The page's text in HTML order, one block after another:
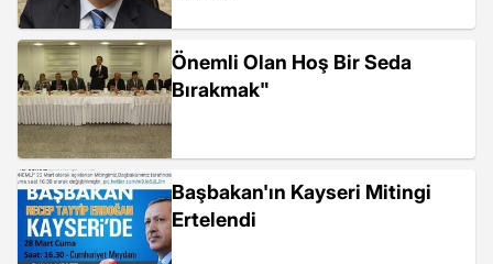
Önemli Olan Hoş Bir Seda
Bırakmak"
Başbakan'ın Kayseri Mitingi
Ertelendi